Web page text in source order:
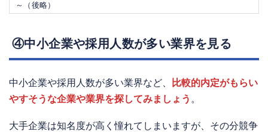
～（後略）
④中小企業や採用人数が多い業界を見る
中小企業や採用人数が多い業界など、
比較的内定がもらい
やすそうな企業や業界を探してみましょう 。
大手企業は知名度が高く憧れてしまいますが、その分競争